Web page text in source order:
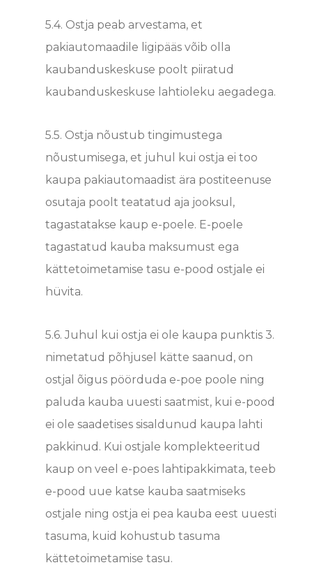
5.4. Ostja peab arvestama, et
pakiautomaadile ligipääs võib olla
kaubanduskeskuse poolt piiratud
kaubanduskeskuse lahtioleku aegadega.
5.5. Ostja nõustub tingimustega
nõustumisega, et juhul kui ostja ei too
kaupa pakiautomaadist ära postiteenuse
osutaja poolt teatatud aja jooksul,
tagastatakse kaup e-poele. E-poele
tagastatud kauba maksumust ega
kättetoimetamise tasu e-pood ostjale ei
hüvita.
5.6. Juhul kui ostja ei ole kaupa punktis 3.
nimetatud põhjusel kätte saanud, on
ostjal õigus pöörduda e-poe poole ning
paluda kauba uuesti saatmist, kui e-pood
ei ole saadetises sisaldunud kaupa lahti
pakkinud. Kui ostjale komplekteeritud
kaup on veel e-poes lahtipakkimata, teeb
e-pood uue katse kauba saatmiseks
ostjale ning ostja ei pea kauba eest uuesti
tasuma, kuid kohustub tasuma
kättetoimetamise tasu.